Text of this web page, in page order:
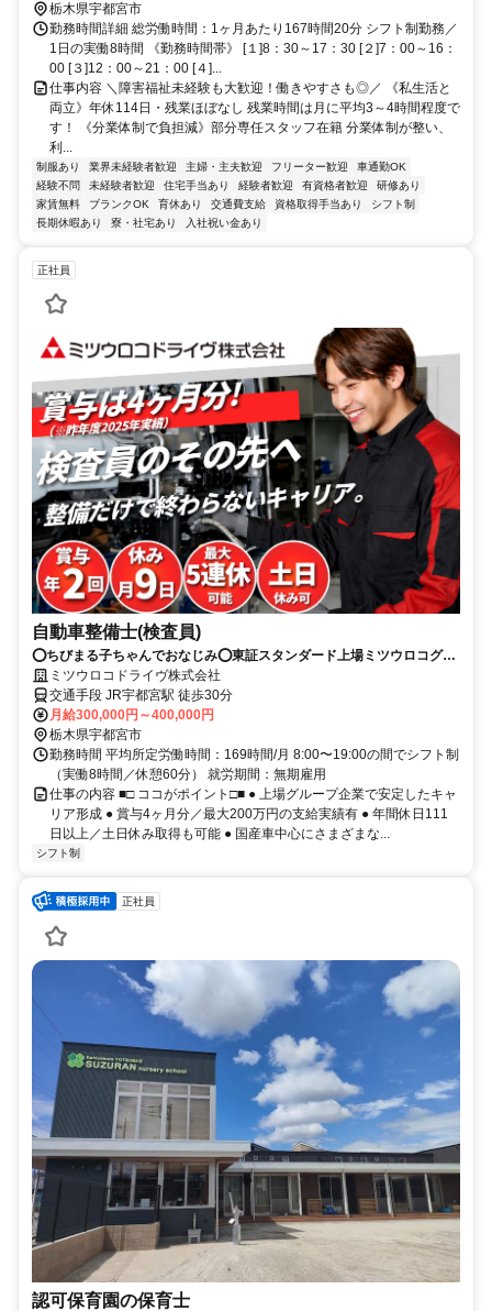
栃木県宇都宮市
勤務時間詳細 総労働時間：1ヶ月あたり167時間20分 シフト制勤務／
1日の実働8時間 《勤務時間帯》 [１]8：30～17：30 [２]7：00～16：
00 [３]12：00～21：00 [４]...
仕事内容 ＼障害福祉未経験も大歓迎！働きやすさも◎／ 《私生活と
両立》年休114日・残業ほぼなし 残業時間は月に平均3～4時間程度で
す！ 《分業体制で負担減》部分専任スタッフ在籍 分業体制が整い、
利...
制服あり 業界未経験者歓迎 主婦・主夫歓迎 フリーター歓迎
車通勤OK
経験不問
未経験者歓迎 住宅手当あり 経験者歓迎 有資格者歓迎
研修あり
家賃無料
ブランクOK 育休あり 交通費支給 資格取得手当あり
シフト制
長期休暇あり
寮・社宅あり 入社祝い金あり
正社員
自動車整備士(検査員)
⭕️ちびまる子ちゃんでおなじみ⭕️東証スタンダード上場ミツウロコグル
ープ⭕️実績賞与200万円/土日休可
ミツウロコドライヴ株式会社
交通手段 JR宇都宮駅 徒歩30分
月給300,000円～400,000円
栃木県宇都宮市
勤務時間 平均所定労働時間：169時間/月 8:00〜19:00の間でシフト制
（実働8時間／休憩60分） 就労期間：無期雇用
仕事の内容 ■□ ココがポイント□■ ● 上場グループ企業で安定したキャ
リア形成 ● 賞与4ヶ月分／最大200万円の支給実績有 ● 年間休日111
日以上／土日休み取得も可能 ● 国産車中心にさまざまな...
シフト制
正社員
認可保育園の保育士